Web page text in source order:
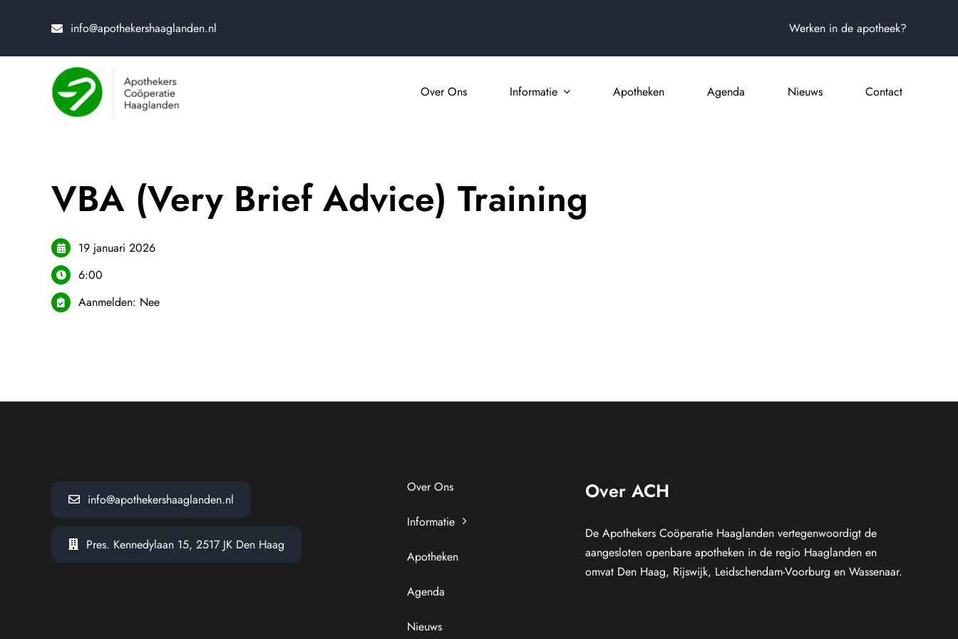
info@apothekershaaglanden.nl Werken in de apotheek?
Over Ons Informatie Apotheken Agenda Nieuws Contact
VBA (Very Brief Advice) Training
19 januari 2026
6:00
Aanmelden: Nee
info@apothekershaaglanden.nl
Pres. Kennedylaan 15, 2517 JK Den Haag
Over Ons
Informatie
Apotheken
Agenda
Nieuws
Over ACH
De Apothekers Coöperatie Haaglanden vertegenwoordigt de
aangesloten openbare apotheken in de regio Haaglanden en
omvat Den Haag, Rijswijk, Leidschendam-Voorburg en Wassenaar.